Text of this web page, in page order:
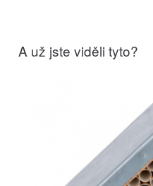
A už jste viděli tyto?